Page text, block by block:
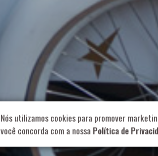
Rua Aurélia,
Nós utilizamos cookies para promover
você concorda com a nossa Política de